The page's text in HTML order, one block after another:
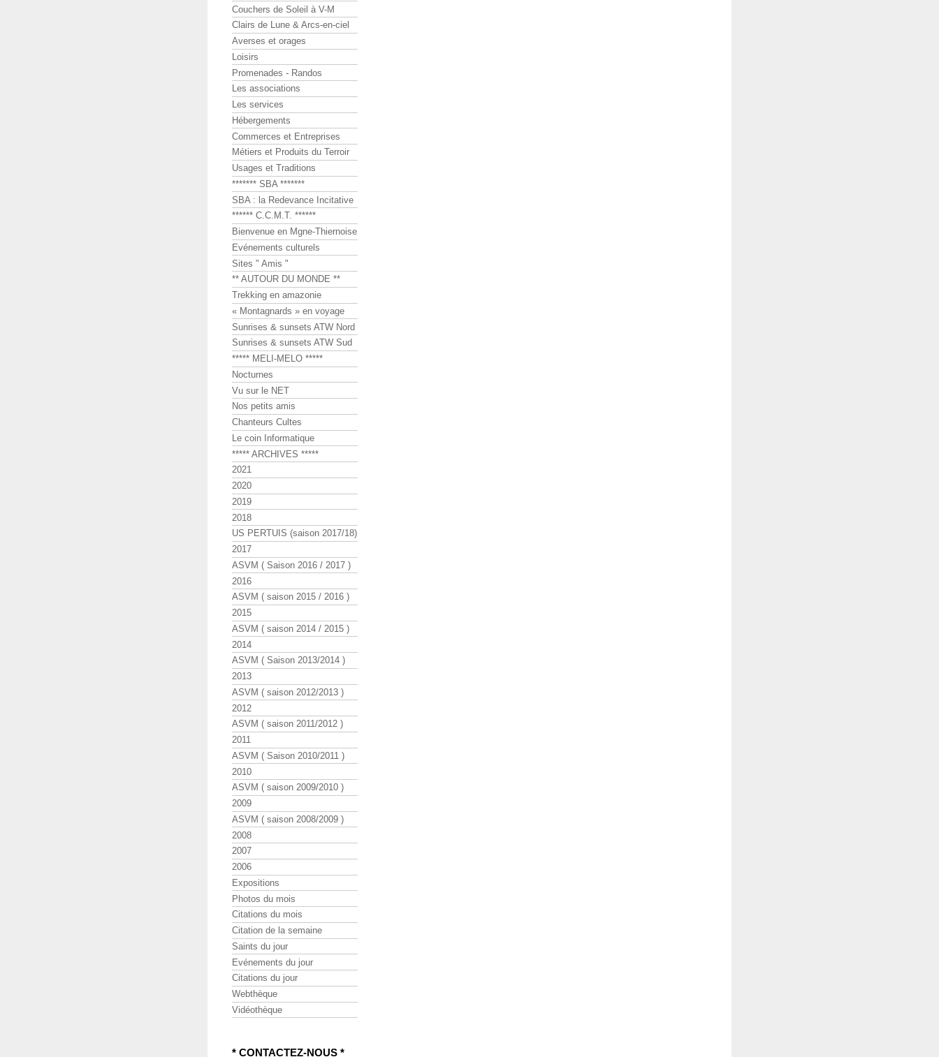
Couchers de Soleil à V-M
Clairs de Lune & Arcs-en-ciel
Averses et orages
Loisirs
Promenades - Randos
Les associations
Les services
Hébergements
Commerces et Entreprises
Métiers et Produits du Terroir
Usages et Traditions
******* SBA *******
SBA : la Redevance Incitative
****** C.C.M.T. ******
Bienvenue en Mgne-Thiernoise
Evénements culturels
Sites " Amis "
** AUTOUR DU MONDE **
Trekking en amazonie
« Montagnards » en voyage
Sunrises & sunsets ATW Nord
Sunrises & sunsets ATW Sud
***** MELI-MELO *****
Nocturnes
Vu sur le NET
Nos petits amis
Chanteurs Cultes
Le coin Informatique
***** ARCHIVES *****
2021
2020
2019
2018
US PERTUIS (saison 2017/18)
2017
ASVM ( Saison 2016 / 2017 )
2016
ASVM ( saison 2015 / 2016 )
2015
ASVM ( saison 2014 / 2015 )
2014
ASVM ( Saison 2013/2014 )
2013
ASVM ( saison 2012/2013 )
2012
ASVM ( saison 2011/2012 )
2011
ASVM ( Saison 2010/2011 )
2010
ASVM ( saison 2009/2010 )
2009
ASVM ( saison 2008/2009 )
2008
2007
2006
Expositions
Photos du mois
Citations du mois
Citation de la semaine
Saints du jour
Evénements du jour
Citations du jour
Webthèque
Vidéothèque
* CONTACTEZ-NOUS *